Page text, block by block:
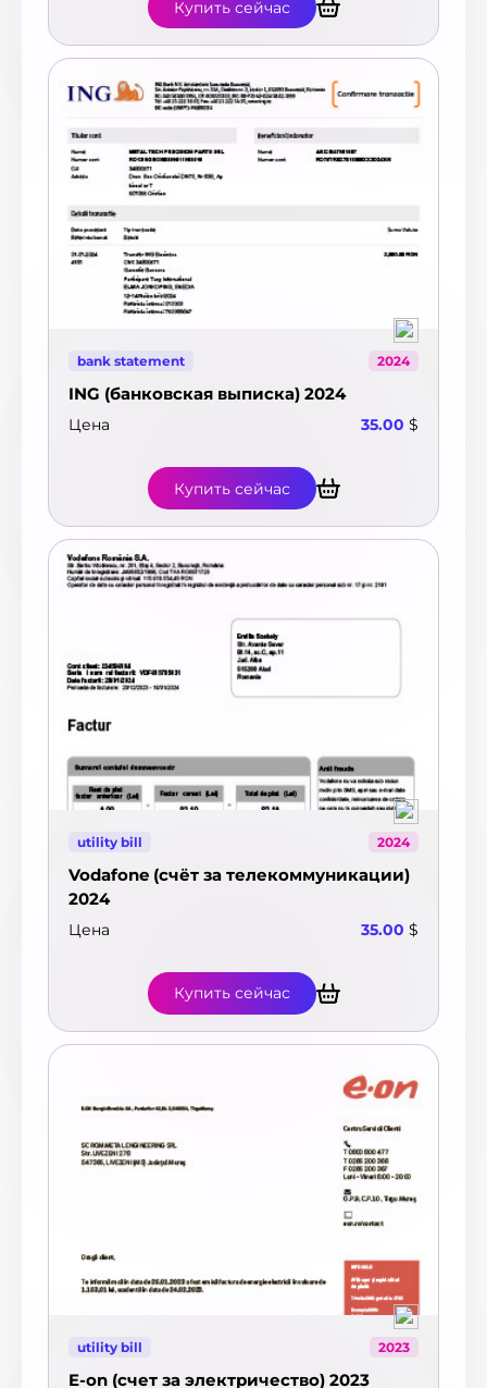
Купить сейчас
bank statement 2024
ING (банковская выписка) 2024
Цена 35.00 $
Купить сейчас
utility bill 2024
Vodafone (счёт за телекоммуникации)
2024
Цена 35.00 $
Купить сейчас
utility bill 2023
E-on (счет за электричество) 2023